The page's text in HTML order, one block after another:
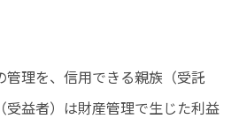
理を、信用できる親族（受託
益者）は財産管理で生じた利益